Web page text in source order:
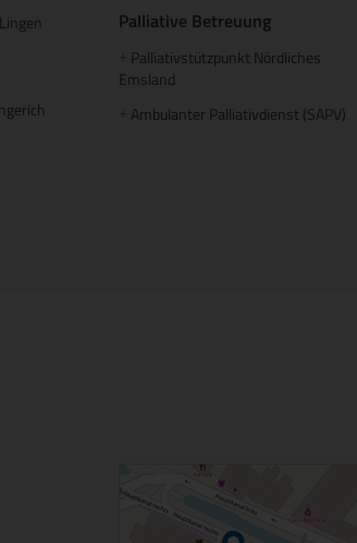
Palliative Betreuung
+ Palliativstützpunkt Nördliches
Emsland
+ Ambulanter Palliativdienst (SAPV)